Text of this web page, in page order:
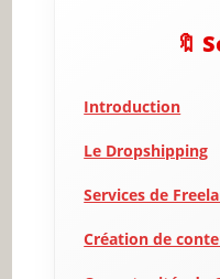
🔖
Introduction
Le Dropshipping
Services de
Création de